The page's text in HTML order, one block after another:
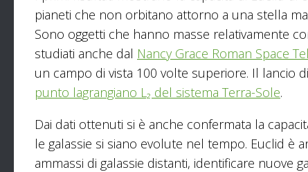
pianeti che non orbitano attorno a una stella
Sono oggetti che hanno masse relativamente
studiati anche dal Nancy Grace Roman Space
un campo di vista 100 volte superiore. Il lancio
punto lagrangiano L₂ del sistema Terra-Sole.
Dai dati ottenuti si è anche confermata la
le galassie si siano evolute nel tempo. Euclid è
ammassi di galassie distanti, identificare nuove